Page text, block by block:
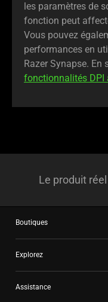
les paramètres de
fonction peut
Vous pouvez
performances en
Razer Synapse.
fonctionnalités DPI
Le produit
Boutiques
Explorez
Assistance